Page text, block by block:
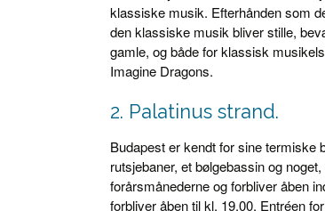
klassiske musik. Efterhånden som
den klassiske musik bliver stille,
gamle, og både for klassisk
Imagine Dragons.
2. Palatinus strand.
Budapest er kendt for sine termiske
rutsjebaner, et bølgebassin og
forårsmånederne og forbliver åben
forbliver åben til kl. 19.00. Entréen